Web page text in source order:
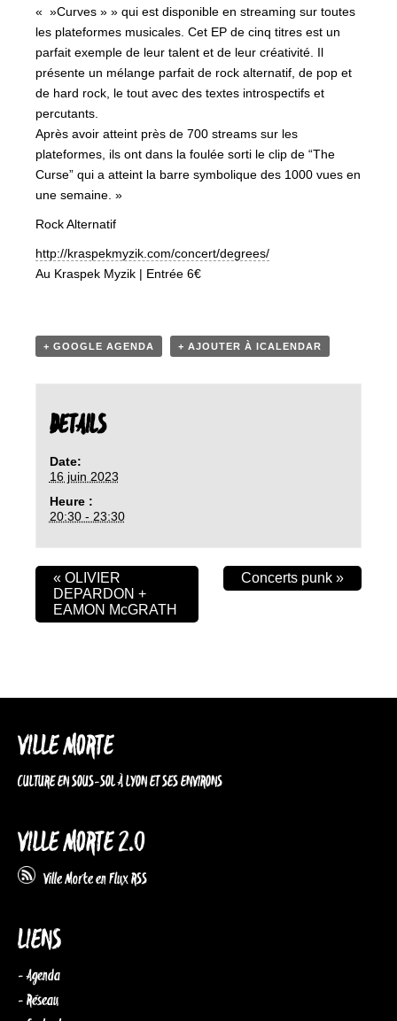
« »Curves » » qui est disponible en streaming sur toutes
les plateformes musicales. Cet EP de cinq titres est un
parfait exemple de leur talent et de leur créativité. Il
présente un mélange parfait de rock alternatif, de pop et
de hard rock, le tout avec des textes introspectifs et
percutants.
Après avoir atteint près de 700 streams sur les
plateformes, ils ont dans la foulée sorti le clip de “The
Curse” qui a atteint la barre symbolique des 1000 vues en
une semaine. »
Rock Alternatif
http://kraspekmyzik.com/concert/degrees/
Au Kraspek Myzik | Entrée 6€
+ GOOGLE AGENDA + AJOUTER À ICALENDAR
DETAILS
Date:
16 juin 2023
Heure :
20:30 - 23:30
« OLIVIER
DEPARDON +
EAMON McGRATH
Concerts punk »
VILLE MORTE
CULTURE EN SOUS-SOL À LYON ET SES ENVIRONS
VILLE MORTE 2.0
Ville Morte en Flux RSS
LIENS
- Agenda
- Réseau